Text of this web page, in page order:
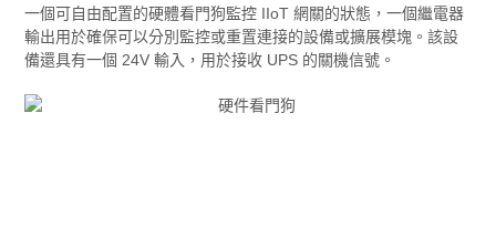
一個可自由配置的硬體看門狗監控 IIoT 網關的狀態，一個繼電器
輸出用於確保可以分別監控或重置連接的設備或擴展模塊。該設
備還具有一個 24V 輸入，用於接收 UPS 的關機信號。